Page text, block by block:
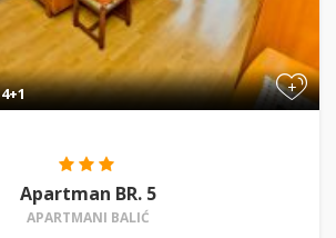
+
4+1
Apartman BR. 5
APARTMANI BALIĆ